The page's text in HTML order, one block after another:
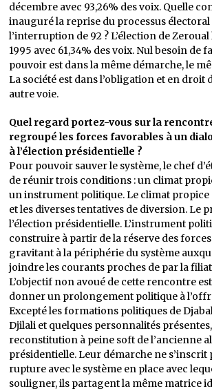
décembre avec 93,26% des voix. Quelle
inauguré la reprise du processus électoral
l’interruption de 92 ? L’élection de
1995 avec 61,34% des voix. Nul besoin de
pouvoir est dans la même démarche, le
La société est dans l’obligation et en droit
autre voie.
Quel regard portez-vous sur la
regroupé les forces favorables à un
à l’élection présidentielle ?
Pour pouvoir sauver le système, le chef
de réunir trois conditions : un climat
un instrument politique. Le climat propice
et les diverses tentatives de diversion. Le
l’élection présidentielle. L’instrument
construire à partir de la réserve des
gravitant à la périphérie du système
joindre les courants proches de par la
L’objectif non avoué de cette rencontre
donner un prolongement politique à
Excepté les formations politiques de
Djilali et quelques personnalités
reconstitution à peine soft de l’ancienne
présidentielle. Leur démarche ne s’inscrit
rupture avec le système en place avec
souligner, ils partagent la même matrice